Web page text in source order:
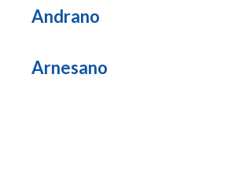
Andrano
Arnesano